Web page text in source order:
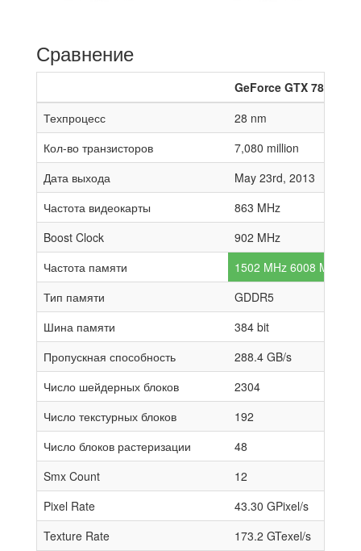
Сравнение
GeForce GTX 780
Техпроцесс
28 nm
Кол-во транзисторов
7,080 million
Дата выхода
May 23rd, 2013
Частота видеокарты
863 MHz
Boost Clock
902 MHz
Частота памяти
1502 MHz 6008 MHz
Тип памяти
GDDR5
Шина памяти
384 bit
Пропускная способность
288.4 GB/s
Число шейдерных блоков
2304
Число текстурных блоков
192
Число блоков растеризации
48
Smx Count
12
Pixel Rate
43.30 GPixel/s
Texture Rate
173.2 GTexel/s